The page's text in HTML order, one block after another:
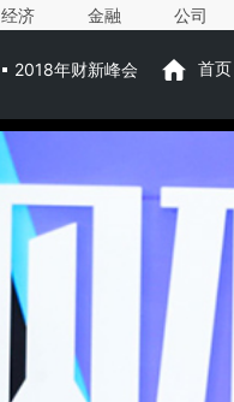
经济 金融 公司
2018年财新峰会 首页